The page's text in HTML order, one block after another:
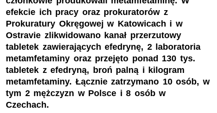
efekcie ich pracy oraz prokuratorów z
Prokuratury Okręgowej w Katowicach i w
Ostravie zlikwidowano kanał przerzutowy
tabletek zawierających efedrynę, 2 laboratoria
metamfetaminy oraz przejęto ponad 130 tys.
tabletek z efedryną, broń palną i kilogram
metamfetaminy. Łącznie zatrzymano 10 osób, w
tym 2 mężczyzn w Polsce i 8 osób w
Czechach.